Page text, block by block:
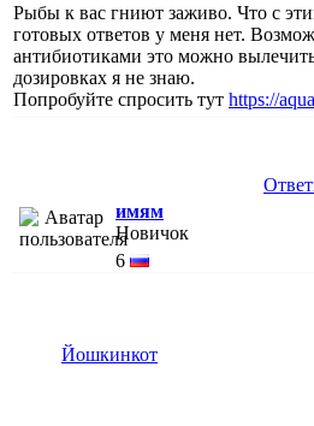
Рыбы к вас гниют заживо. Что с
готовых ответов у меня нет.
антибиотиками это можно
дозировках я не знаю.
Попробуйте спросить тут https://
имям
Новичок
6
Йошкинкот